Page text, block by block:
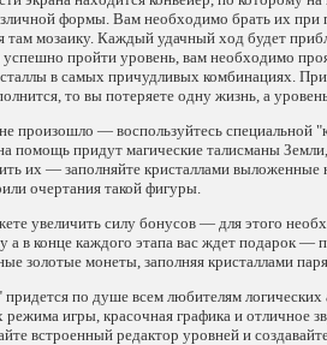
формы. Вам необходимо брать их
мозаику. Каждый удачный ход будет
пройти уровень, вам необходимо
в самых причудливых комбинациях.
то вы потеряете одну жизнь, а
произошло — воспользуйтесь
помощь придут магические талисманы
их — заполняйте кристаллами
очертания такой фигуры.
увеличить силу бонусов — для этого
а в конце каждого этапа вас ждет подарок —
золотые монеты, заполняя кристаллами
по душе всем любителям
режима игры, красочная графика и отличное
встроенный редактор уровней и